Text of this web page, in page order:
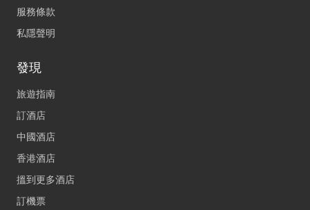
服務條款
私隱聲明
發現
旅遊指南
訂酒店
中國酒店
香港酒店
搵到更多酒店
訂機票